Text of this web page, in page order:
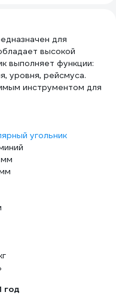
для
высокой
выполняет функции:
уровня, рейсмуса.
инструментом для
угольник
год